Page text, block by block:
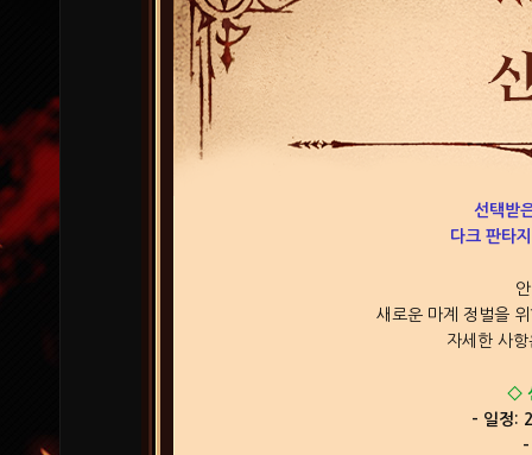
선택받
다크 판타
새로운 마계 정벌을
자세한 사
◇
- 일정:
-